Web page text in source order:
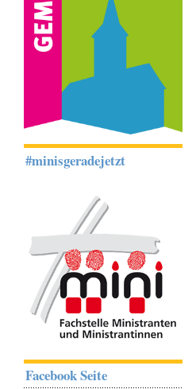
#minisgeradejetzt
Facebook Seite